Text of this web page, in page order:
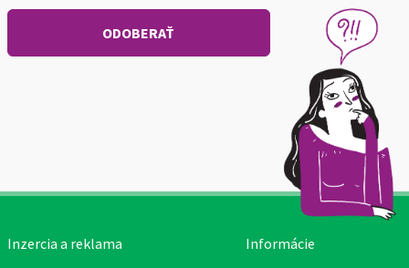
Inzercia a reklama
Informácie